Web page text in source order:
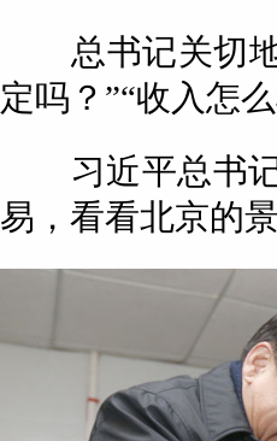
总书记关切地
定吗？”“收入怎
习近平总书记
易，看看北京的